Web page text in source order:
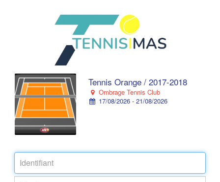
Tennis Orange / 2017-2018
Ombrage Tennis Club
17/08/2026 - 21/08/2026